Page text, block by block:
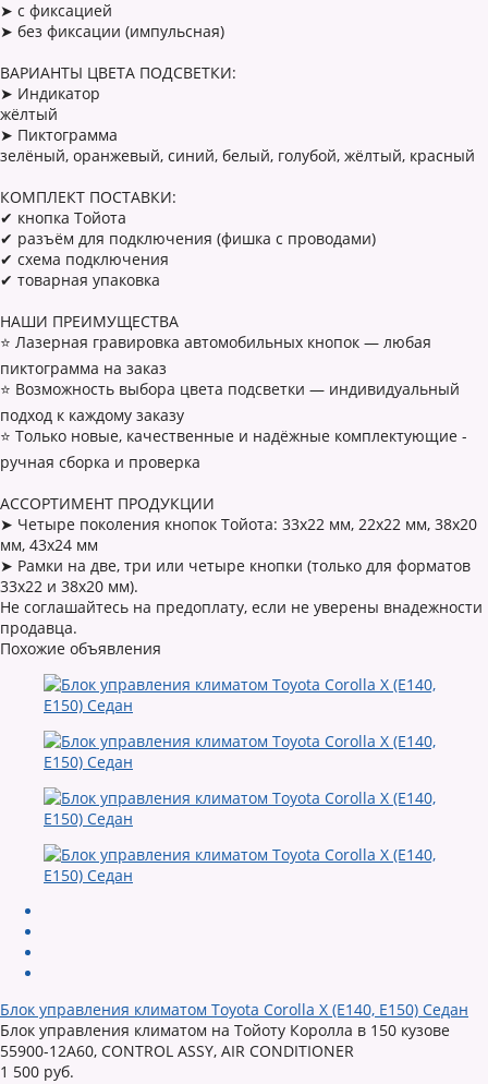
➤ с фиксацией
➤ без фиксации (импульсная)
ВАРИАНТЫ ЦВЕТА ПОДСВЕТКИ:
➤ Индикатор
жёлтый
➤ Пиктограмма
зелёный, оранжевый, синий, белый, голубой, жёлтый, красный
КОМПЛЕКТ ПОСТАВКИ:
✔ кнопка Тойота
✔ разъём для подключения (фишка с проводами)
✔ схема подключения
✔ товарная упаковка
НАШИ ПРЕИМУЩЕСТВА
⭐ Лазерная гравировка автомобильных кнопок — любая
пиктограмма на заказ
⭐ Возможность выбора цвета подсветки — индивидуальный
подход к каждому заказу
⭐ Только новые, качественные и надёжные комплектующие -
ручная сборка и проверка
АССОРТИМЕНТ ПРОДУКЦИИ
➤ Четыре поколения кнопок Тойота: 33х22 мм, 22х22 мм, 38х20
мм, 43х24 мм
➤ Рамки на две, три или четыре кнопки (только для форматов
33х22 и 38х20 мм).
Не соглашайтесь на предоплату, если не уверены внадежности
продавца.
Похожие объявления
Блок управления климатом Toyota Corolla X (E140, E150) Седан
Блок управления климатом на Тойоту Королла в 150 кузове
55900-12A60, CONTROL ASSY, AIR CONDITIONER
1 500 руб.